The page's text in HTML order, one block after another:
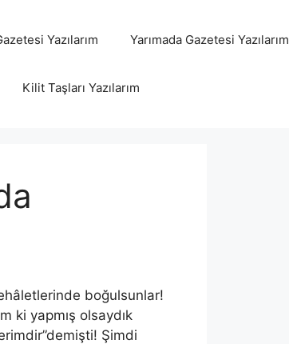
Yazılarım Yarımada Gazetesi Yazılarım
Kilit Taşları Yazılarım
boğulsunlar!
ki yapmış olsaydık
Şimdi